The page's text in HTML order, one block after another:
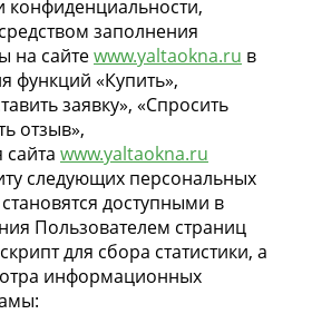
конфиденциальности,
заполнения
на сайтеwww.yaltaokna.ru в
функций «Купить»,
заявку», «Спросить
отзыв»,
www.yaltaokna.ru
следующих персональных
доступными в
Пользователем страниц
для сбора статистики, а
информационных